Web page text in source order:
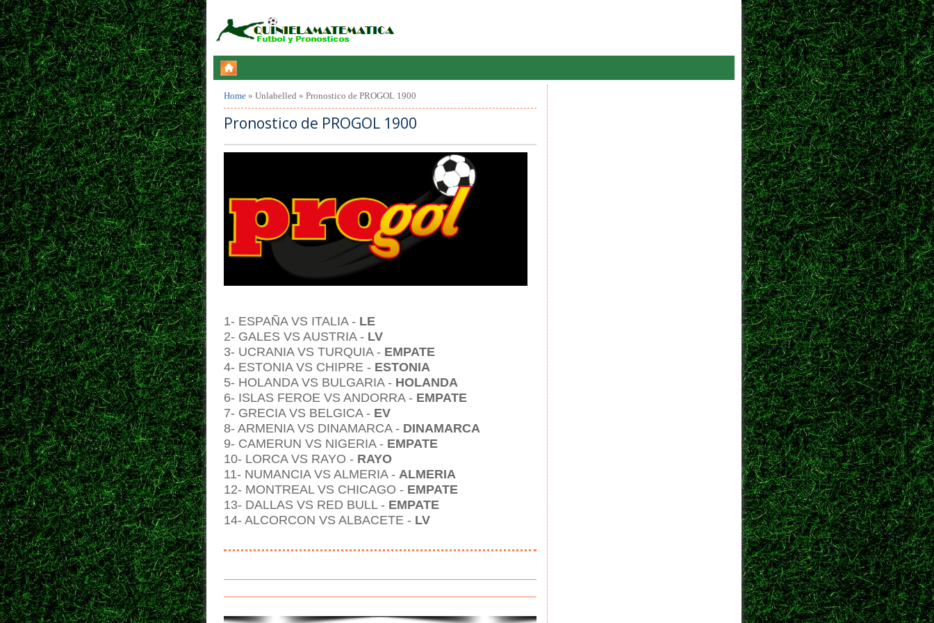
Home » Unlabelled » Pronostico de PROGOL 1900
Pronostico de PROGOL 1900
1- ESPAÑA VS ITALIA - LE
2- GALES VS AUSTRIA - LV
3- UCRANIA VS TURQUIA - EMPATE
4- ESTONIA VS CHIPRE - ESTONIA
5- HOLANDA VS BULGARIA - HOLANDA
6- ISLAS FEROE VS ANDORRA - EMPATE
7- GRECIA VS BELGICA - EV
8- ARMENIA VS DINAMARCA - DINAMARCA
9- CAMERUN VS NIGERIA - EMPATE
10- LORCA VS RAYO - RAYO
11- NUMANCIA VS ALMERIA - ALMERIA
12- MONTREAL VS CHICAGO - EMPATE
13- DALLAS VS RED BULL - EMPATE
14- ALCORCON VS ALBACETE - LV